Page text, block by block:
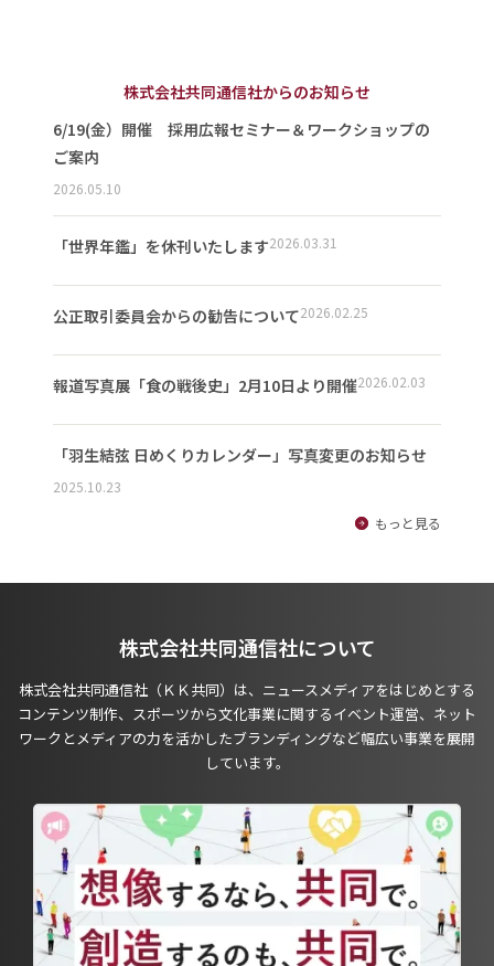
株式会社共同通信社からのお知らせ
6/19(金）開催 採用広報セミナー＆ワークショップの
ご案内
2026.05.10
「世界年鑑」を休刊いたします2026.03.31
公正取引委員会からの勧告について2026.02.25
報道写真展「食の戦後史」2月10日より開催2026.02.03
「羽生結弦 日めくりカレンダー」写真変更のお知らせ
2025.10.23
もっと見る
株式会社共同通信社について
株式会社共同通信社（ＫＫ共同）は、ニュースメディアをはじめとする
コンテンツ制作、スポーツから文化事業に関するイベント運営、ネット
ワークとメディアの力を活かしたブランディングなど幅広い事業を展開
しています。